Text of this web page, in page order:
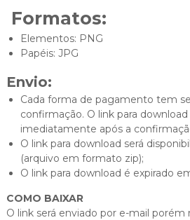
Formatos:
Elementos: PNG
Papéis: JPG
Envio:
Cada forma de pagamento tem
confirmação. O link para
imediatamente após a
O link para download será
(arquivo em formato zip);
O link para download é expirado
COMO BAIXAR
O link será enviado por e-mail porém